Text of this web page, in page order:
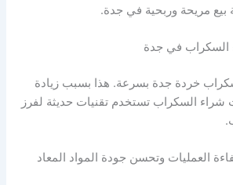
بيع مريحة وربحية في جدة.
السكراب في جدة
خردة جدة بسرعة. هذا بسبب زيادة
شراء السكراب تستخدم تقنيات حديثة لفرز
العمليات وتحسن جودة المواد المعاد